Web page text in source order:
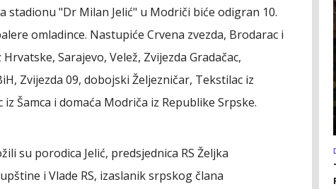
stadionu "Dr Milan Jelić" u Modriči biće odigran 10.
omladince. Nastupiće Crvena zvezda, Brodarac i
Sarajevo, Velež, Zvijezda Gradačac,
Zvijezda 09, dobojski Željezničar, Tekstilac iz
Šamca i domaća Modriča iz Republike Srpske.
su porodica Jelić, predsjednica RS Željka
i Vlade RS, izaslanik srpskog člana